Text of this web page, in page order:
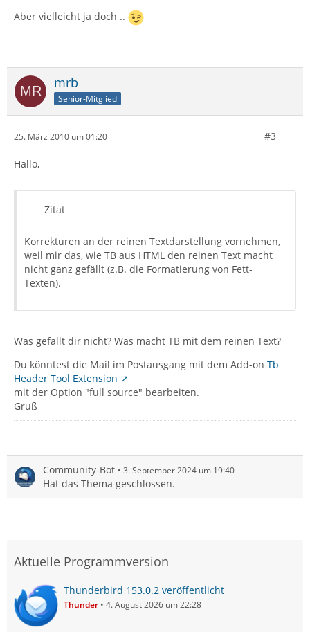
Aber vielleicht ja doch ..
mrb
Senior-Mitglied
25. März 2010 um 01:20 #3
Hallo,
Zitat
Korrekturen an der reinen Textdarstellung vornehmen,
weil mir das, wie TB aus HTML den reinen Text macht
nicht ganz gefällt (z.B. die Formatierung von Fett-
Texten).
Was gefällt dir nicht? Was macht TB mit dem reinen Text?
Du könntest die Mail im Postausgang mit dem Add-on Tb
Header Tool Extension
mit der Option "full source" bearbeiten.
Gruß
Community-Bot 3. September 2024 um 19:40
Hat das Thema geschlossen.
Aktuelle Programmversion
Thunderbird 153.0.2 veröffentlicht
Thunder 4. August 2026 um 22:28